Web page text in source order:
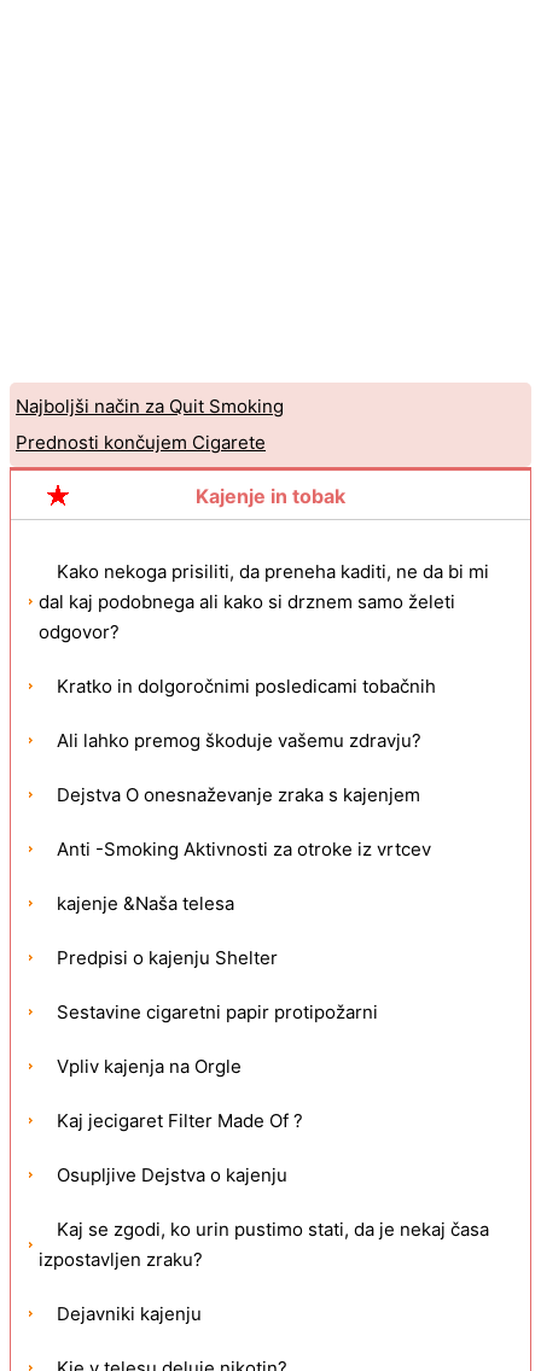
Najboljši način za Quit Smoking
Prednosti končujem Cigarete
Kajenje in tobak
Kako nekoga prisiliti, da preneha kaditi, ne da bi mi
dal kaj podobnega ali kako si drznem samo želeti
odgovor?
Kratko in dolgoročnimi posledicami tobačnih
Ali lahko premog škoduje vašemu zdravju?
Dejstva O onesnaževanje zraka s kajenjem
Anti -Smoking Aktivnosti za otroke iz vrtcev
kajenje &Naša telesa
Predpisi o kajenju Shelter
Sestavine cigaretni papir protipožarni
Vpliv kajenja na Orgle
Kaj jecigaret Filter Made Of ?
Osupljive Dejstva o kajenju
Kaj se zgodi, ko urin pustimo stati, da je nekaj časa
izpostavljen zraku?
Dejavniki kajenju